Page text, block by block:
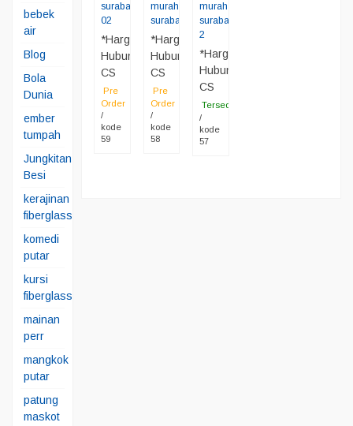
surabaya
02
*Harga
Hubungi
CS
Pre
Order
/
kode
59
murah
surabaya
*Harga
Hubungi
CS
Pre
Order
/
kode
58
murah
surabaya
2
*Harga
Hubungi
CS
Tersedia
/
kode
57
bebek
air
Blog
Bola
Dunia
ember
tumpah
Jungkitan
Besi
kerajinan
fiberglass
komedi
putar
kursi
fiberglass
mainan
perr
mangkok
putar
patung
maskot